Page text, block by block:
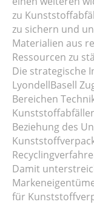
zu
zu sichern und
Materialien aus
Ressourcen zu
Die strategische
LyondellBasell
Bereichen
Beziehung des
Damit
für